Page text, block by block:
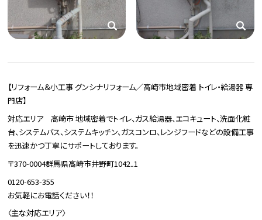
【リフォーム＆小工事 グンシナリフォーム／高崎市地域密着 トイレ・給湯器 専
門店】
対応エリア 高崎市 地域密着でトイレ、ガス給湯器、エコキュート、洗面化粧
台、システムバス、システムキッチン、ガスコンロ、レンジフードなどの設備工事
を迅速かつ丁寧にサポートしております。
〒370-0004群馬県高崎市井野町1042₋1
0120-653-355
お気軽にお電話ください！！
〈主な対応エリア〉